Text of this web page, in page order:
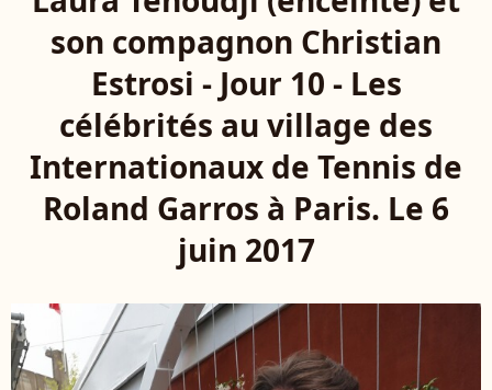
son compagnon Christian
Estrosi - Jour 10 - Les
célébrités au village des
Internationaux de Tennis de
Roland Garros à Paris. Le 6
juin 2017